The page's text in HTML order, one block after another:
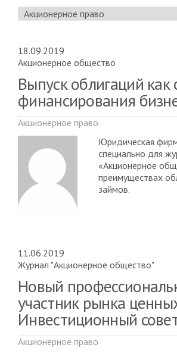
18.09.2019
Акционерное общество
Выпуск облигаций как
финансирования
Акционерное право
Юридическая
специально для
«Акционерное
преимуществах
займов.
11.06.2019
Журнал "Акционерное общество"
Новый
участник рынка
Инвестиционный
Акционерное право